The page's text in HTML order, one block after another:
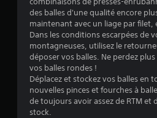
des balles d'une qualité encore
maintenant avec un liage par filet,
Dans les conditions escarpées de
montagneuses, utilisez le
déposer vos balles. Ne perdez
vos balles rondes !
Déplacez et stockez vos balles en
nouvelles pinces et fourches à
de toujours avoir assez de RTM et
stock.